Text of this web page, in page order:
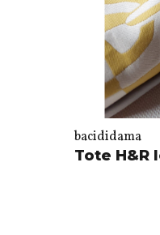
bacididama
Tote H&R